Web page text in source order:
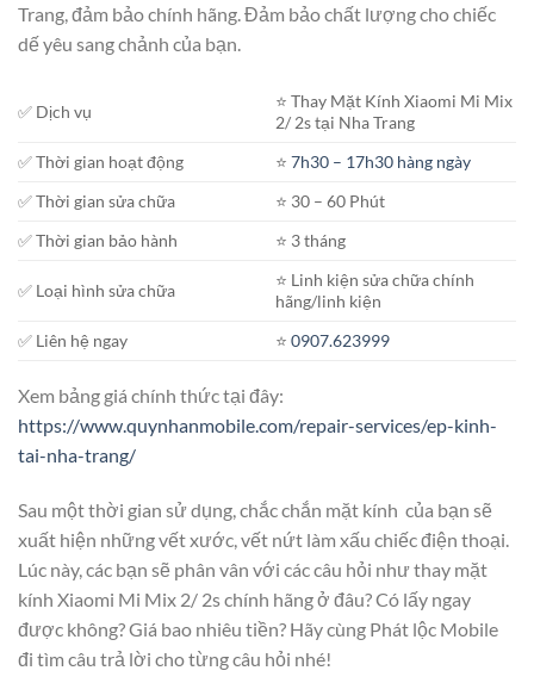
Trang, đảm bảo chính hãng. Đảm bảo chất lượng cho chiếc
dế yêu sang chảnh của bạn.
✅ Dịch vụ
⭐️ Thay Mặt Kính Xiaomi Mi Mix
2/ 2s tại Nha Trang
✅ Thời gian hoạt động
⭐️7h30 – 17h30 hàng ngày
✅ Thời gian sửa chữa
⭐️ 30 – 60 Phút
✅ Thời gian bảo hành
⭐️ 3 tháng
✅ Loại hình sửa chữa
⭐️ Linh kiện sửa chữa chính
hãng/linh kiện
✅ Liên hệ ngay
⭐️0907.623999
Xem bảng giá chính thức tại đây:
https://www.quynhanmobile.com/repair-services/ep-kinh-
tai-nha-trang/
Sau một thời gian sử dụng, chắc chắn mặt kính của bạn sẽ
xuất hiện những vết xước, vết nứt làm xấu chiếc điện thoại.
Lúc này, các bạn sẽ phân vân với các câu hỏi như thay mặt
kính Xiaomi Mi Mix 2/ 2s chính hãng ở đâu? Có lấy ngay
được không? Giá bao nhiêu tiền? Hãy cùng Phát lộc Mobile
đi tìm câu trả lời cho từng câu hỏi nhé!